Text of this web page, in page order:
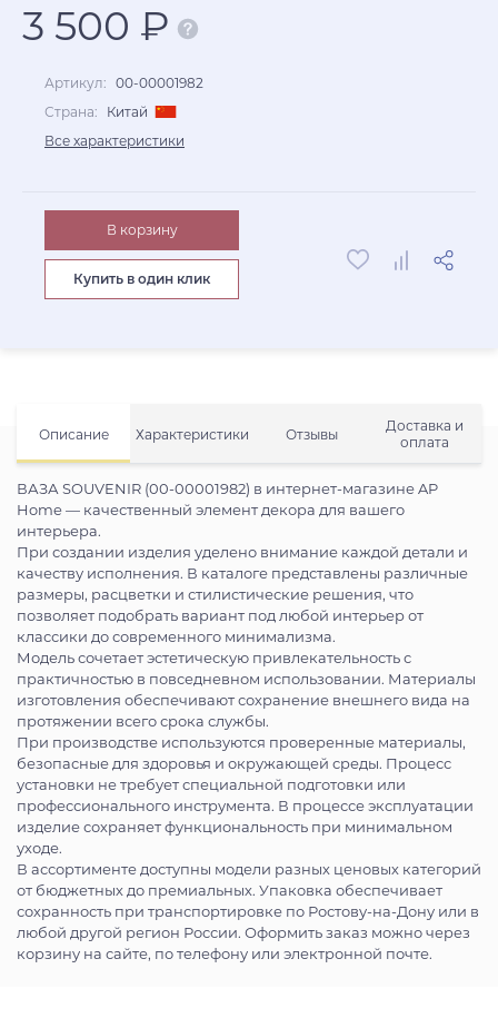
Описание Характеристики Отзывы
Доставка и
оплата
ВАЗА SOUVENIR (00-00001982) в интернет-магазине AP
Home — качественный элемент декора для вашего
интерьера.
При создании изделия уделено внимание каждой детали и
качеству исполнения. В каталоге представлены различные
размеры, расцветки и стилистические решения, что
позволяет подобрать вариант под любой интерьер от
классики до современного минимализма.
Модель сочетает эстетическую привлекательность с
практичностью в повседневном использовании. Материалы
изготовления обеспечивают сохранение внешнего вида на
протяжении всего срока службы.
При производстве используются проверенные материалы,
безопасные для здоровья и окружающей среды. Процесс
установки не требует специальной подготовки или
профессионального инструмента. В процессе эксплуатации
изделие сохраняет функциональность при минимальном
уходе.
В ассортименте доступны модели разных ценовых категорий
от бюджетных до премиальных. Упаковка обеспечивает
сохранность при транспортировке по Ростову-на-Дону или в
любой другой регион России. Оформить заказ можно через
корзину на сайте, по телефону или электронной почте.
3 500 ₽
Артикул: 00-00001982
Страна:
Китай
Все характеристики
В корзину
Купить в один клик